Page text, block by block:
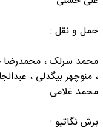
حمل و نقل :
محمد سرلک ، محمدرضا
، منوچهر بیگدلی ،
محمد غلامی
برش نگاتیو :